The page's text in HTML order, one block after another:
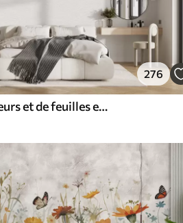
276
Suspension de fleurs et de feuilles en aquarelle